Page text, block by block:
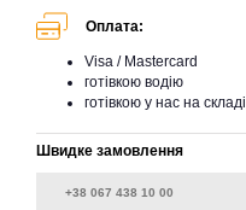
Оплата:
Visa / Mastercard
готівкою водію
готівкою у нас на складі
Швидке замовлення